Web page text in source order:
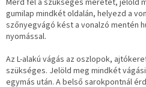
Mérd fel a szükséges méretet, jelöld
gumilap mindkét oldalán, helyezd a
szőnyegvágó kést a vonalzó mentén
nyomással.
Az L-alakú vágás az oszlopok,
szükséges. Jelöld meg mindkét
egymás után. A belső sarokpontnál